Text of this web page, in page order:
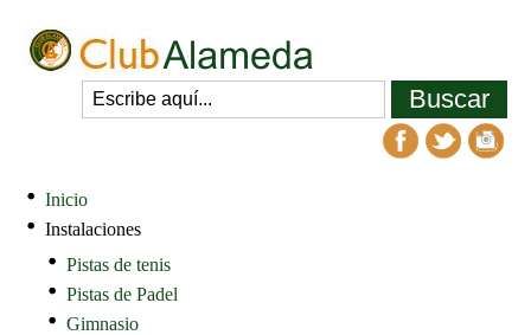
Inicio
Instalaciones
Pistas de tenis
Pistas de Padel
Gimnasio